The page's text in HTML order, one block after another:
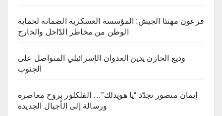
فرعون مهنئا الجيش: المؤسسة العسكرية الضمانة لحماية
الوطن من مخاطر الدّاخل والخارج
وديع الخازن يدين العدوان الإسرائيلي المتواصل على
الجنوب
إيمان منصور تجدّد “يا هويدلك”… الفلكلور بروح معاصرة
ورسالة إلى الأجيال الجديدة